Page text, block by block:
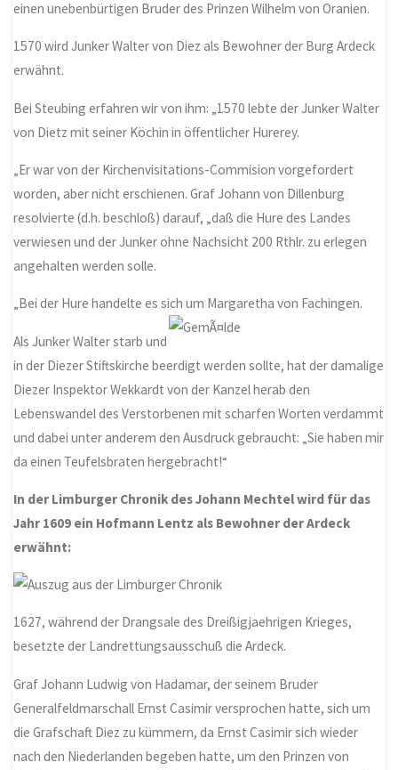
einen unebenbürtigen Bruder des Prinzen Wilhelm von Oranien.
1570 wird Junker Walter von Diez als Bewohner der Burg Ardeck
erwähnt.
Bei Steubing erfahren wir von ihm: „1570 lebte der Junker Walter
von Dietz mit seiner Köchin in öffentlicher Hurerey.
„Er war von der Kirchenvisitations-Commision vorgefordert
worden, aber nicht erschienen. Graf Johann von Dillenburg
resolvierte (d.h. beschloß) darauf, „daß die Hure des Landes
verwiesen und der Junker ohne Nachsicht 200 Rthlr. zu erlegen
angehalten werden solle.
„Bei der Hure handelte es sich um Margaretha von Fachingen.
Als Junker Walter starb und
in der Diezer Stiftskirche beerdigt werden sollte, hat der damalige
Diezer Inspektor Wekkardt von der Kanzel herab den
Lebenswandel des Verstorbenen mit scharfen Worten verdammt
und dabei unter anderem den Ausdruck gebraucht: „Sie haben mir
da einen Teufelsbraten hergebracht!“
In der Limburger Chronik des Johann Mechtel wird für das
Jahr 1609 ein Hofmann Lentz als Bewohner der Ardeck
erwähnt:
1627, während der Drangsale des Dreißigjaehrigen Krieges,
besetzte der Landrettungsausschuß die Ardeck.
Graf Johann Ludwig von Hadamar, der seinem Bruder
Generalfeldmarschall Ernst Casimir versprochen hatte, sich um
die Grafschaft Diez zu kümmern, da Ernst Casimir sich wieder
nach den Niederlanden begeben hatte, um den Prinzen von